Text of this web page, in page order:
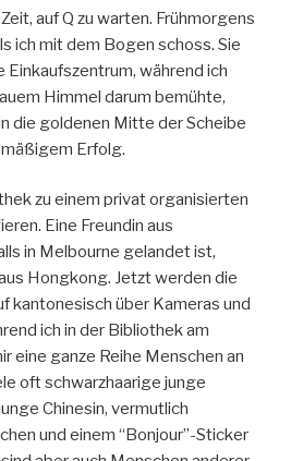
auf Q zu warten. Frühmorgens
ich mit dem Bogen schoss. Sie
während ich
Himmel darum bemühte,
die goldenen Mitte der Scheibe
Erfolg.
zu einem privat organisierten
Eine Freundin aus
in Melbourne gelandet ist,
Hongkong. Jetzt werden die
kantonesisch über Kameras und
ich in der Bibliothek am
eine ganze Reihe Menschen an
oft schwarzhaarige junge
Chinesin, vermutlich
und einem “Bonjour”-Sticker